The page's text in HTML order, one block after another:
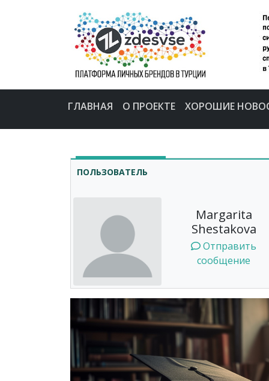
ГЛАВНАЯ О ПРОЕКТЕ ХОРОШИЕ
ПОЛЬЗОВАТЕЛЬ
Margarita
Shestakova
Отправить
сообщение